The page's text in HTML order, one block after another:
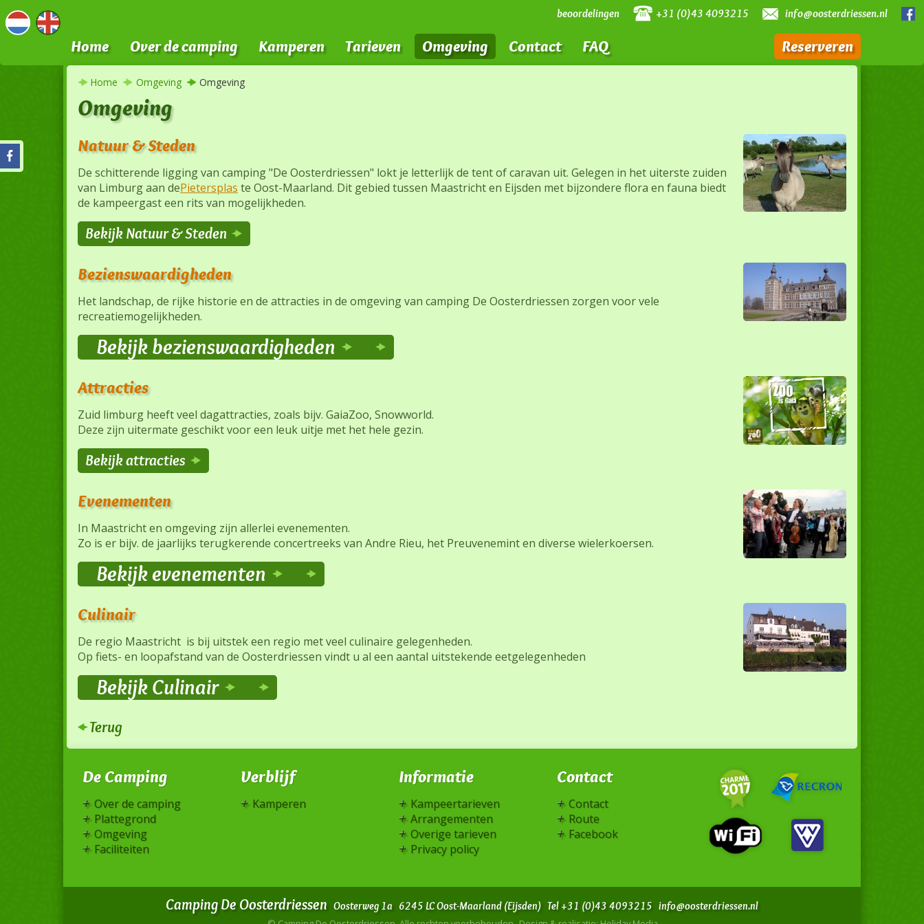
beoordelingen +31 (0)43 4093215 info@oosterdriessen.nl
Home Over de camping Kamperen Tarieven Omgeving Contact FAQ Reserveren
Home Omgeving Omgeving
Omgeving
Natuur & Steden
De schitterende ligging van camping "De Oosterdriessen" lokt je letterlijk de tent of caravan uit. Gelegen in het uiterste zuiden
van Limburg aan dePietersplas te Oost-Maarland. Dit gebied tussen Maastricht en Eijsden met bijzondere flora en fauna biedt
de kampeergast een rits van mogelijkheden.
Bekijk Natuur & Steden
Bezienswaardigheden
Het landschap, de rijke historie en de attracties in de omgeving van camping De Oosterdriessen zorgen voor vele
recreatiemogelijkheden.
Bekijk bezienswaardigheden
Attracties
Zuid limburg heeft veel dagattracties, zoals bijv. GaiaZoo, Snowworld.
Deze zijn uitermate geschikt voor een leuk uitje met het hele gezin.
Bekijk attracties
Evenementen
In Maastricht en omgeving zijn allerlei evenementen.
Zo is er bijv. de jaarlijks terugkerende concertreeks van Andre Rieu, het Preuvenemint en diverse wielerkoersen.
Bekijk evenementen
Culinair
De regio Maastricht is bij uitstek een regio met veel culinaire gelegenheden.
Op fiets- en loopafstand van de Oosterdriessen vindt u al een aantal uitstekende eetgelegenheden
Bekijk Culinair
Terug
De Camping
Over de camping
Plattegrond
Omgeving
Faciliteiten
Verblijf
Kamperen
Informatie
Kampeertarieven
Arrangementen
Overige tarieven
Privacy policy
Contact
Contact
Route
Facebook
Camping De Oosterdriessen Oosterweg 1a 6245 LC Oost-Maarland (Eijsden) Tel +31 (0)43 4093215 info@oosterdriessen.nl